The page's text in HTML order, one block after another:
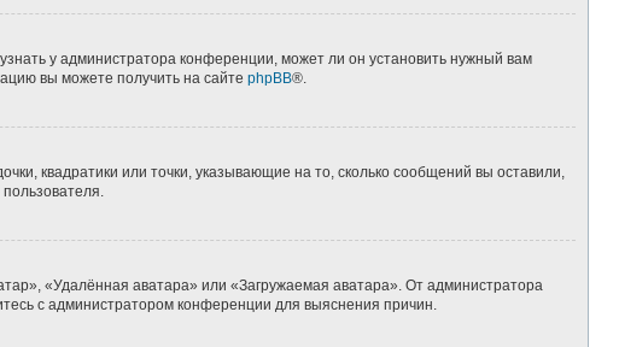
у администратора конференции, может ли он установить нужный вам
вы можете получить на сайте phpBB®.
квадратики или точки, указывающие на то, сколько сообщений вы оставили,
«Удалённая аватара» или «Загружаемая аватара». От администратора
с администратором конференции для выяснения причин.